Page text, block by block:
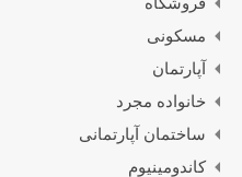
مسکونی
آپارتمان
خانواده مجرد
ساختمان آپارتمانی
کاندومینیوم